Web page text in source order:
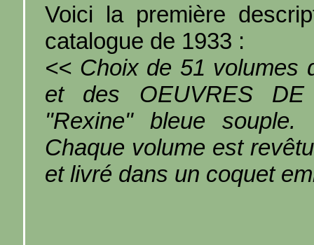
Voici la première
catalogue de 1933 :
<< Choix de 51 volumes
et des OEUVRES
"Rexine" bleue
Chaque volume est
et livré dans un coquet